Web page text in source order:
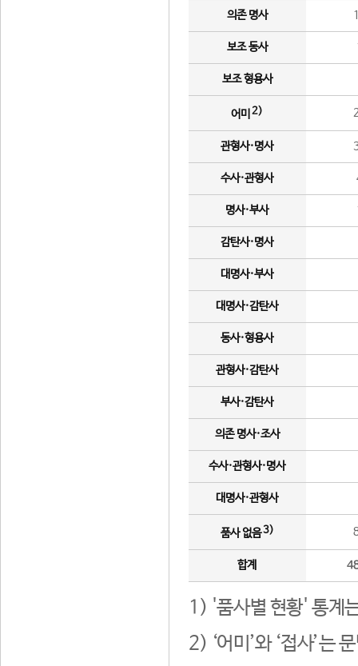
의존 명사
보조 동사
보조 형용사
어미 2)
관형사·명사
수사·관형사
명사·부사
감탄사·명사
대명사·부사
대명사·감탄사
동사·형용사
관형사·감탄사
부사·감탄사
의존 명사·조사
수사·관형사·명사
대명사·관형사
품사 없음3)
합계
1) '품사별 현황' 통계
2) ‘어미’와 ‘접사’는